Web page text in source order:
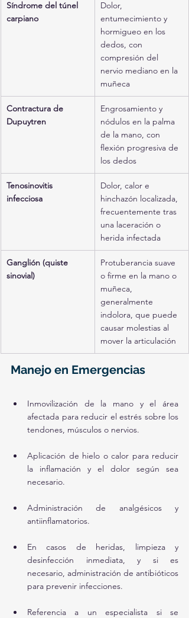
Síndrome del túnel
carpiano
Dolor,
entumecimiento y
hormigueo en los
dedos, con
compresión del
nervio mediano en la
muñeca
Contractura de
Dupuytren
Engrosamiento y
nódulos en la palma
de la mano, con
flexión progresiva de
los dedos
Tenosinovitis
infecciosa
Dolor, calor e
hinchazón localizada,
frecuentemente tras
una laceración o
herida infectada
Ganglión (quiste
sinovial)
Protuberancia suave
o firme en la mano o
muñeca,
generalmente
indolora, que puede
causar molestias al
mover la articulación
Manejo en Emergencias
Inmovilización de la mano y el área
afectada para reducir el estrés sobre los
tendones, músculos o nervios.
Aplicación de hielo o calor para reducir
la inflamación y el dolor según sea
necesario.
Administración de analgésicos y
antiinflamatorios.
En casos de heridas, limpieza y
desinfección inmediata, y si es
necesario, administración de antibióticos
para prevenir infecciones.
Referencia a un especialista si se